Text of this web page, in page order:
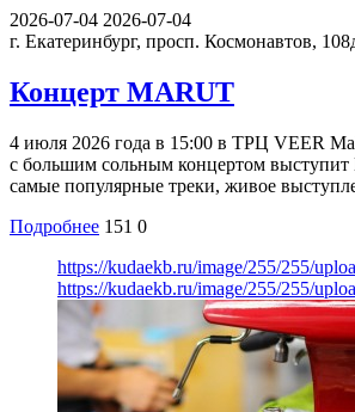
2026-07-04 2026-07-04
г. Екатеринбург, просп. Космонавтов,
Концерт MARUT
4 июля 2026 года в 15:00 в ТРЦ VEER
с большим сольным концертом
самые популярные треки, живое
Подробнее 151 0
https://kudaekb.ru/image/255/255/
https://kudaekb.ru/image/255/255/